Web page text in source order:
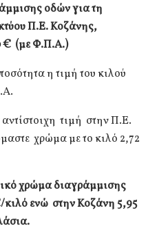
οδών για τη
Π.Ε. Κοζάνης,
€ (με Φ.Π.Α.)
η τιμή του κιλού
τιμή στην Π.Ε.
χρώμα με το κιλό 2,72
χρώμα διαγράμμισης
ενώ στην Κοζάνη 5,95